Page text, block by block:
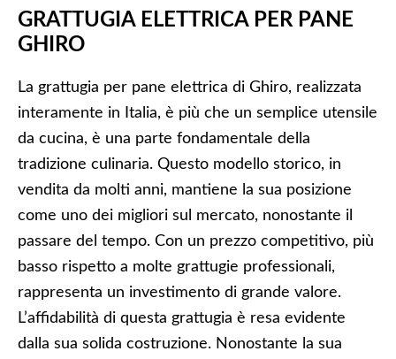
GRATTUGIA ELETTRICA PER PANE
GHIRO
La grattugia per pane elettrica di Ghiro, realizzata
interamente in Italia, è più che un semplice utensile
da cucina, è una parte fondamentale della
tradizione culinaria. Questo modello storico, in
vendita da molti anni, mantiene la sua posizione
come uno dei migliori sul mercato, nonostante il
passare del tempo. Con un prezzo competitivo, più
basso rispetto a molte grattugie professionali,
rappresenta un investimento di grande valore.
L’affidabilità di questa grattugia è resa evidente
dalla sua solida costruzione. Nonostante la sua